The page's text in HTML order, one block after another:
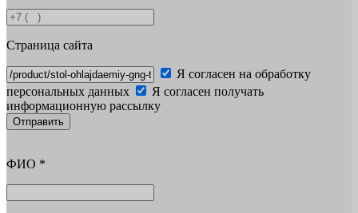
Страница сайта
Я согласен на обработку
персональных данных
Я согласен получать
информационную рассылку
Отправить
ФИО *